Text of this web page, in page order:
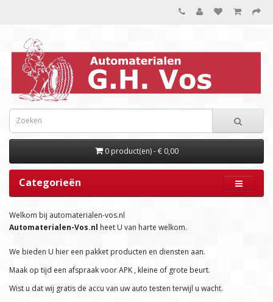
0 product(en) - € 0,00
Categorieën
Welkom bij automaterialen-vos.nl
Automaterialen-Vos.nl heet U van harte welkom.
We bieden U hier een pakket producten en diensten aan.
Maak op tijd een afspraak voor APK , kleine of grote beurt.
Wist u dat wij gratis de accu van uw auto testen terwijl u wacht.